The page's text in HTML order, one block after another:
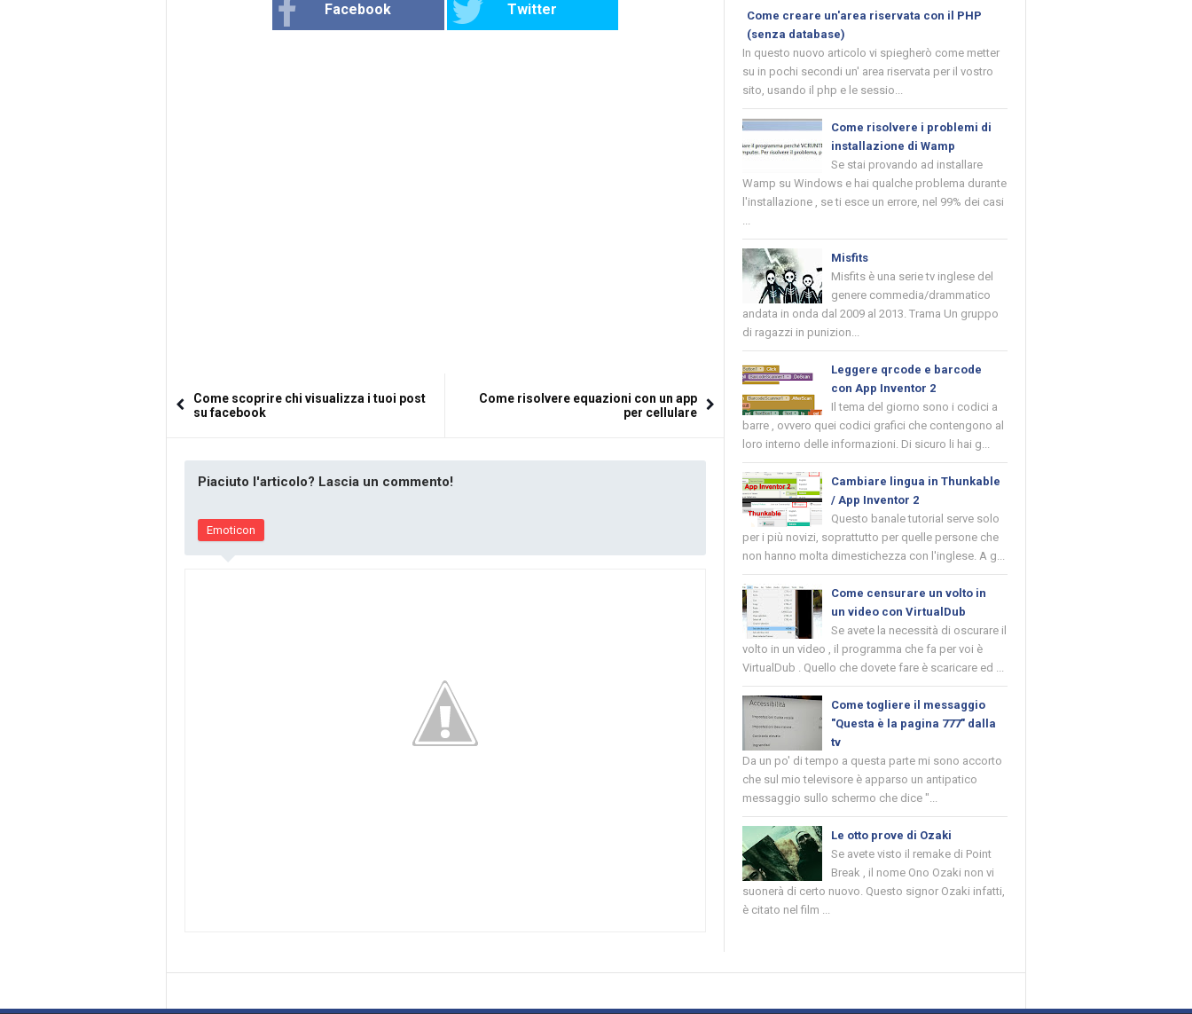
Facebook Twitter
Come scoprire chi visualizza i tuoi post
su facebook
Come risolvere equazioni con un app
per cellulare
Piaciuto l'articolo? Lascia un commento!
Emoticon
Come creare un'area riservata con il PHP
(senza database)
In questo nuovo articolo vi spiegherò come metter
su in pochi secondi un' area riservata per il vostro
sito, usando il php e le sessio...
Come risolvere i problemi di
installazione di Wamp
Se stai provando ad installare
Wamp su Windows e hai qualche problema durante
l'installazione , se ti esce un errore, nel 99% dei casi
...
Misfits
Misfits è una serie tv inglese del
genere commedia/drammatico
andata in onda dal 2009 al 2013. Trama Un gruppo
di ragazzi in punizion...
Leggere qrcode e barcode
con App Inventor 2
Il tema del giorno sono i codici a
barre , ovvero quei codici grafici che contengono al
loro interno delle informazioni. Di sicuro li hai g...
Cambiare lingua in Thunkable
/ App Inventor 2
Questo banale tutorial serve solo
per i più novizi, soprattutto per quelle persone che
non hanno molta dimestichezza con l'inglese. A g...
Come censurare un volto in
un video con VirtualDub
Se avete la necessità di oscurare il
volto in un video , il programma che fa per voi è
VirtualDub . Quello che dovete fare è scaricare ed ...
Come togliere il messaggio
"Questa è la pagina 777" dalla
tv
Da un po' di tempo a questa parte mi sono accorto
che sul mio televisore è apparso un antipatico
messaggio sullo schermo che dice "...
Le otto prove di Ozaki
Se avete visto il remake di Point
Break , il nome Ono Ozaki non vi
suonerà di certo nuovo. Questo signor Ozaki infatti,
è citato nel film ...